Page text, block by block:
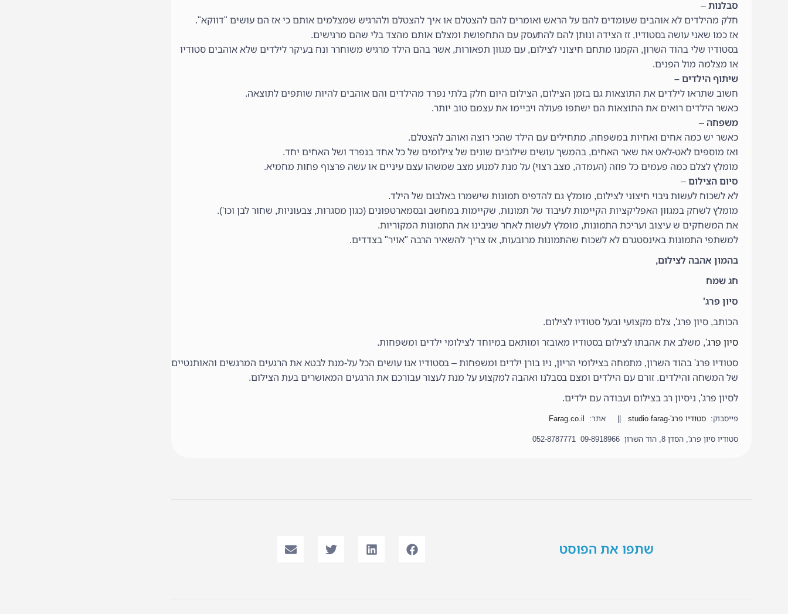
סבלנות –
חלק מהילדים לא אוהבים שעומדים להם על הראש ואומרים להם להצטלם או איך להצטלם ולהרגיש שמצלמים אותם כי אז הם עושים "דווקא".
אז כמו שאני עושה בסטודיו, זז הצידה ונותן להם להתעסק עם התחפושת ומצלם אותם מהצד בלי שהם מרגישים.
בסטודיו שלי בהוד השרון, הקמנו מתחם חיצוני לצילום, עם מגוון תפאורות, אשר בהם הילד מרגיש משוחרר ונח בעיקר לילדים שלא אוהבים סטודיו
או מצלמה מול הפנים.
שיתוף הילדים –
חשוב שתראו לילדים את התוצאות גם בזמן הצילום, הצילום היום חלק בלתי נפרד מהילדים והם אוהבים להיות שותפים לתוצאה.
כאשר הילדים רואים את התוצאות הם ישתפו פעולה ויביימו את עצמם טוב יותר.
משפחה –
כאשר יש כמה אחים ואחיות במשפחה, מתחילים עם הילד שהכי רוצה ואוהב להצטלם.
ואז מוספים לאט-לאט את שאר האחים, בהמשך עושים שילובים שונים של צילומים של כל אחד בנפרד ושל האחים יחד.
מומלץ לצלם כמה פעמים כל פוזה (העמדה, מצב רצוי) על מנת למנוע מצב שמשהו עצם עיניים או עשה פרצוף פחות מחמיא.
סיום הצילום –
לא לשכוח לעשות גיבוי חיצוני לצילום, מומלץ גם להדפיס תמונות שישמרו באלבום של הילד.
מומלץ לשחק במגוון האפליקציות הקיימות לעיבוד של תמונות, שקיימות במחשב ובסמארטפונים (כגון מסגרות, צבעוניות, שחור לבן וכו').
את המשחקים ש עיצוב ועריכת התמונות, מומלץ לעשות לאחר שגיבינו את התמונות המקוריות.
למשתפי התמונות באינסטגרם לא לשכוח שהתמונות מרובעות, אז צריך להשאיר הרבה "אויר" בצדדים.
בהמון אהבה לצילום,
חג שמח
סיון פרג'
הכותב, סיון פרג', צלם מקצועי ובעל סטודיו לצילום.
סיון פרג', משלב את אהבתו לצילום בסטודיו מאובזר ומותאם במיוחד לצילומי ילדים ומשפחות.
סטודיו פרג' בהוד השרון, מתמחה בצילומי הריון, ניו בורן ילדים ומשפחות – בסטודיו אנו עושים הכל על-מנת לבטא את הרגעים המרגשים והאותנטיים
של המשחה והילדים. זורם עם הילדים ומצם בסבלנו ואהבה למקצוע על מנת לעצור עבורכם את הרגעים המאושרים בעת הצילום.
לסיון פרג', ניסיון רב בצילום ועבודה עם ילדים.
פייסבוק: סטודיו פרג'-studio farag || אתר: Farag.co.il
סטודיו סיון פרג', הסדן 8, הוד השרון 09-8918966 052-8787771
שתפו את הפוסט